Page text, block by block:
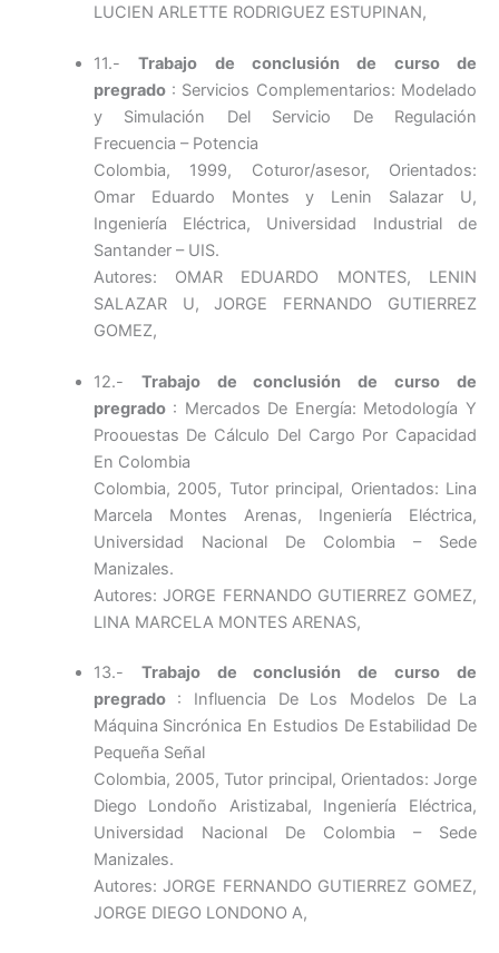
LUCIEN ARLETTE RODRIGUEZ ESTUPINAN,
11.-Trabajo de conclusión de curso de
pregrado: Servicios Complementarios: Modelado
y Simulación Del Servicio De Regulación
Frecuencia – Potencia
Colombia, 1999, Coturor/asesor, Orientados:
Omar Eduardo Montes y Lenin Salazar U,
Ingeniería Eléctrica, Universidad Industrial de
Santander – UIS.
Autores: OMAR EDUARDO MONTES, LENIN
SALAZAR U, JORGE FERNANDO GUTIERREZ
GOMEZ,
12.- Trabajo de conclusión de curso de
pregrado: Mercados De Energía: Metodología Y
Proouestas De Cálculo Del Cargo Por Capacidad
En Colombia
Colombia, 2005, Tutor principal, Orientados: Lina
Marcela Montes Arenas, Ingeniería Eléctrica,
Universidad Nacional De Colombia – Sede
Manizales.
Autores: JORGE FERNANDO GUTIERREZ GOMEZ,
LINA MARCELA MONTES ARENAS,
13.- Trabajo de conclusión de curso de
pregrado: Influencia De Los Modelos De La
Máquina Sincrónica En Estudios De Estabilidad De
Pequeña Señal
Colombia, 2005, Tutor principal, Orientados: Jorge
Diego Londoño Aristizabal, Ingeniería Eléctrica,
Universidad Nacional De Colombia – Sede
Manizales.
Autores: JORGE FERNANDO GUTIERREZ GOMEZ,
JORGE DIEGO LONDONO A,